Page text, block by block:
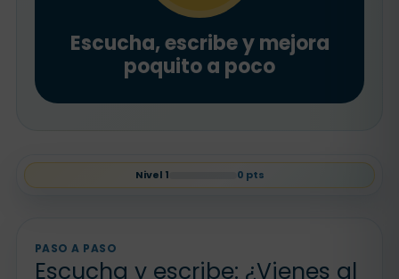
Escucha, escribe y mejora
poquito a poco
Nivel 1 0 pts
PASO A PASO
Escucha y escribe: ¿Vienes al